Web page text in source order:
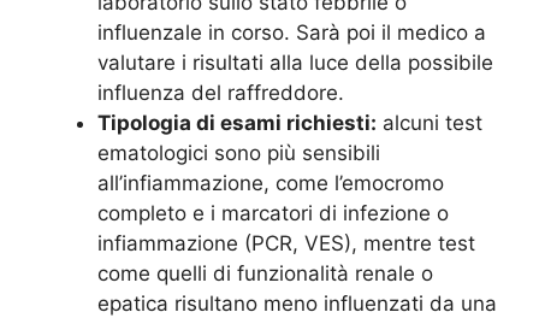
influenzale in corso. Sarà poi il medico a
valutare i risultati alla luce della possibile
influenza del raffreddore.
Tipologia di esami richiesti: alcuni test
ematologici sono più sensibili
all’infiammazione, come l’emocromo
completo e i marcatori di infezione o
infiammazione (PCR, VES), mentre test
come quelli di funzionalità renale o
epatica risultano meno influenzati da una